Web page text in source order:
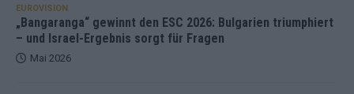
EUROVISION
„Bangaranga“ gewinnt den ESC 2026: Bulgarien triumphiert
– und Israel-Ergebnis sorgt für Fragen
Mai 2026